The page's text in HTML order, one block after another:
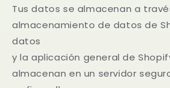
Tus datos se almacenan a
almacenamiento de datos de
datos
y la aplicación general de
almacenan en un servidor